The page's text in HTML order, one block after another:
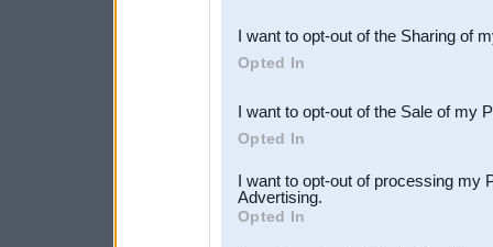
Downstream Participants
third parties.
I want to opt-out of the Sharing of
Opted In
I want to opt-out of the Sale of my
Opted In
I want to opt-out of processing my
Advertising.
Opted In